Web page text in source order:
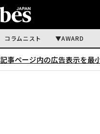
コラムニスト AWARD
記事ページ内の広告表示を最